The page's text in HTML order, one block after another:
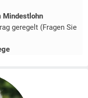
Mindestlohn
geregelt (Fragen Sie